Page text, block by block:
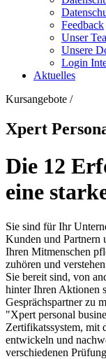
Feedback
Unser
Unsere
Login
Aktuelles
Kursangebote /
Xpert
Die 12
eine
Sie sind für Ihr
Kunden und Partnern
Ihren Mitmenschen
zuhören und
Sie bereit sind, von
hinter Ihren Aktionen
Gesprächspartner zu
"Xpert personal
Zertifikatssystem, mit
entwickeln und
verschiedenen